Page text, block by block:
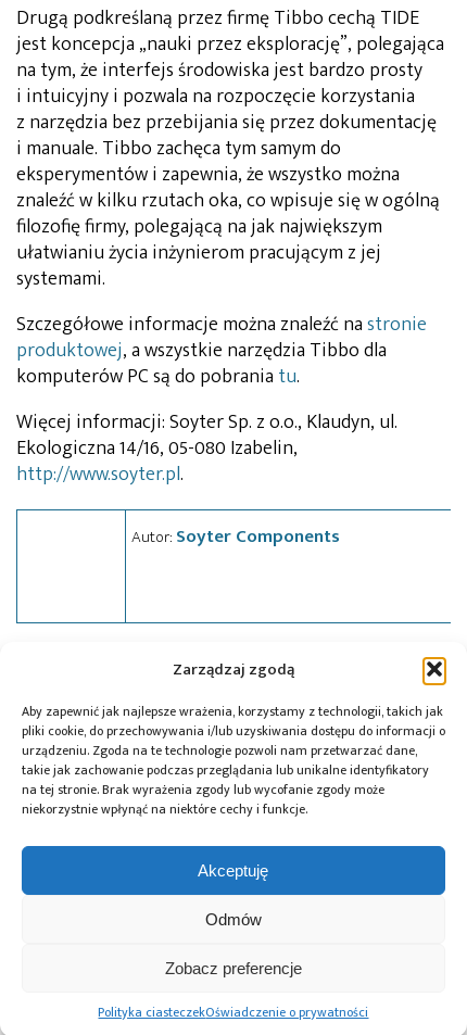
Zarządzaj zgodą
Aby zapewnić jak najlepsze wrażenia, korzystamy z technologii, takich jak
pliki cookie, do przechowywania i/lub uzyskiwania dostępu do informacji o
urządzeniu. Zgoda na te technologie pozwoli nam przetwarzać dane,
takie jak zachowanie podczas przeglądania lub unikalne identyfikatory
na tej stronie. Brak wyrażenia zgody lub wycofanie zgody może
niekorzystnie wpłynąć na niektóre cechy i funkcje.
Akceptuję
Odmów
Zobacz preferencje
Polityka ciasteczekOświadczenie o prywatności
Drugą podkreślaną przez firmę Tibbo cechą TIDE
jest koncepcja „nauki przez eksplorację”, polegająca
na tym, że interfejs środowiska jest bardzo prosty
i intuicyjny i pozwala na rozpoczęcie korzystania
z narzędzia bez przebijania się przez dokumentację
i manuale. Tibbo zachęca tym samym do
eksperymentów i zapewnia, że wszystko można
znaleźć w kilku rzutach oka, co wpisuje się w ogólną
filozofię firmy, polegającą na jak największym
ułatwianiu życia inżynierom pracującym z jej
systemami.
Szczegółowe informacje można znaleźć nastronie
produktowej, a wszystkie narzędzia Tibbo dla
komputerów PC są do pobrania tu.
Więcej informacji: Soyter Sp. z o.o., Klaudyn, ul.
Ekologiczna 14/16, 05-080 Izabelin,
http://www.soyter.pl.
Autor: Soyter Components
oprogramowanie,Soyter,Tibbo
Przeczytaj również:
Global ElectronicsMicrochip i Micron
prezentują
pamięci masowej
oraz centrów
Farnell podejmuje
Edge AI